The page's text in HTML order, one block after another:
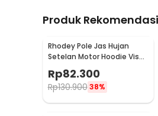
Produk Rekomendasi
Rhodey Pole Jas Hujan
Setelan Motor Hoodie Visor
Raincoat Waterproof XXXL
- ZY-10
Rp82.300
Rp130.900 38%